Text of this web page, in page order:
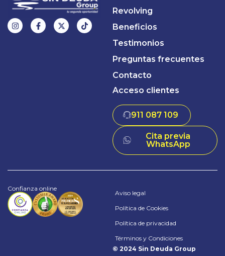
Revolving
Beneficios
Testimonios
Preguntas frecuentes
Contacto
Acceso clientes
911 087 109
Cita previa
WhatsApp
Confianza online
Aviso legal
Política de Cookies
Política de privacidad
Términos y Condiciones
© 2024 Sin Deuda Group